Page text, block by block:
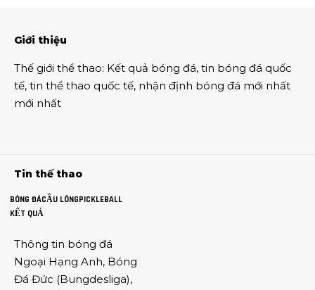
Giới thiệu
Thế giới thể thao: Kết quả bóng đá, tin bóng đá quốc
tế, tin thể thao quốc tế, nhận định bóng đá mới nhất
mới nhất
Tin thế thao
BÓNG ĐÁCẦU LÔNGPICKLEBALL
KẾT QUẢ
Thông tin bóng đá
Ngoại Hạng Anh, Bóng
Đá Đức (Bungdesliga),